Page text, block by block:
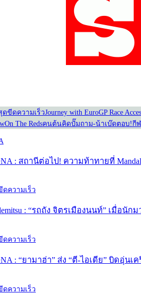
ดขีดความเร็วJourney with EuroGP Race
On The Redsคนต้นคิดปั๊มถาม-น้าเบ๊ดตอบ!กี
: สถานีต่อไป! ความท้าทายที่
ดความเร็ว
: “รถถัง จิตรเมืองนนท์” เมื่อนัก
ดความเร็ว
: “ยามาฮ่า” ส่ง “ตี-ไอเดีย” บิดอุ่นเ
ดความเร็ว